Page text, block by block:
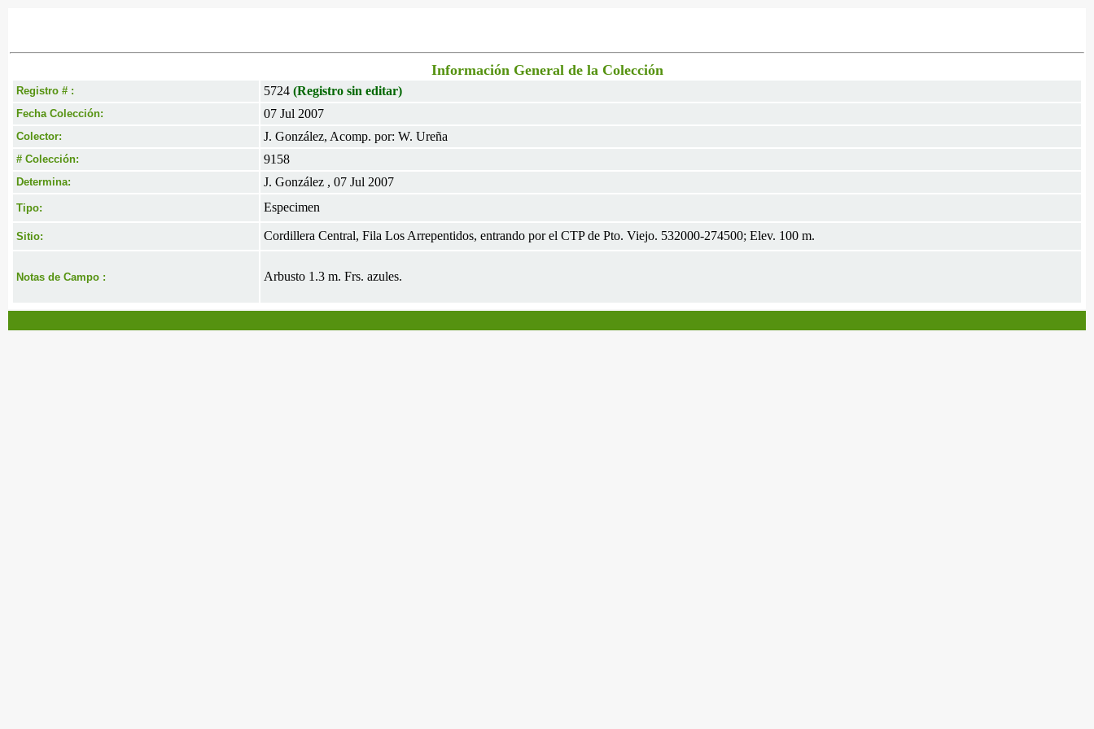
Información General de la Colección
Registro # : 5724 (Registro sin editar)
Fecha Colección: 07 Jul 2007
Colector: J. González, Acomp. por: W. Ureña
# Colección: 9158
Determina: J. González , 07 Jul 2007
Tipo: Especimen
Sitio: Cordillera Central, Fila Los Arrepentidos, entrando por el CTP de Pto. Viejo. 532000-274500; Elev. 100 m.
Notas de Campo : Arbusto 1.3 m. Frs. azules.